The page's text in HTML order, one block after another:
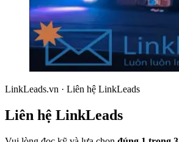
LinkLeads.vn · Liên hệ LinkLeads
Liên hệ LinkLeads